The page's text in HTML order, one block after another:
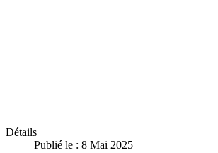
Détails
Publié le : 8 Mai 2025